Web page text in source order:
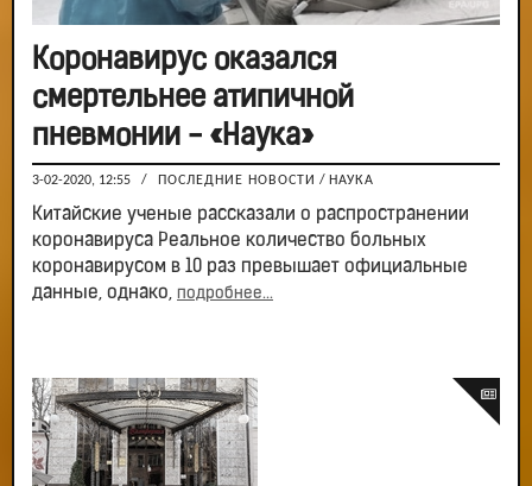
Коронавирус оказался
смертельнее атипичной
пневмонии - «Наука»
3-02-2020, 12:55 / ПОСЛЕДНИЕ НОВОСТИ / НАУКА
Китайские ученые рассказали о распространении
коронавируса Реальное количество больных
коронавирусом в 10 раз превышает официальные
данные, однако, подробнее...